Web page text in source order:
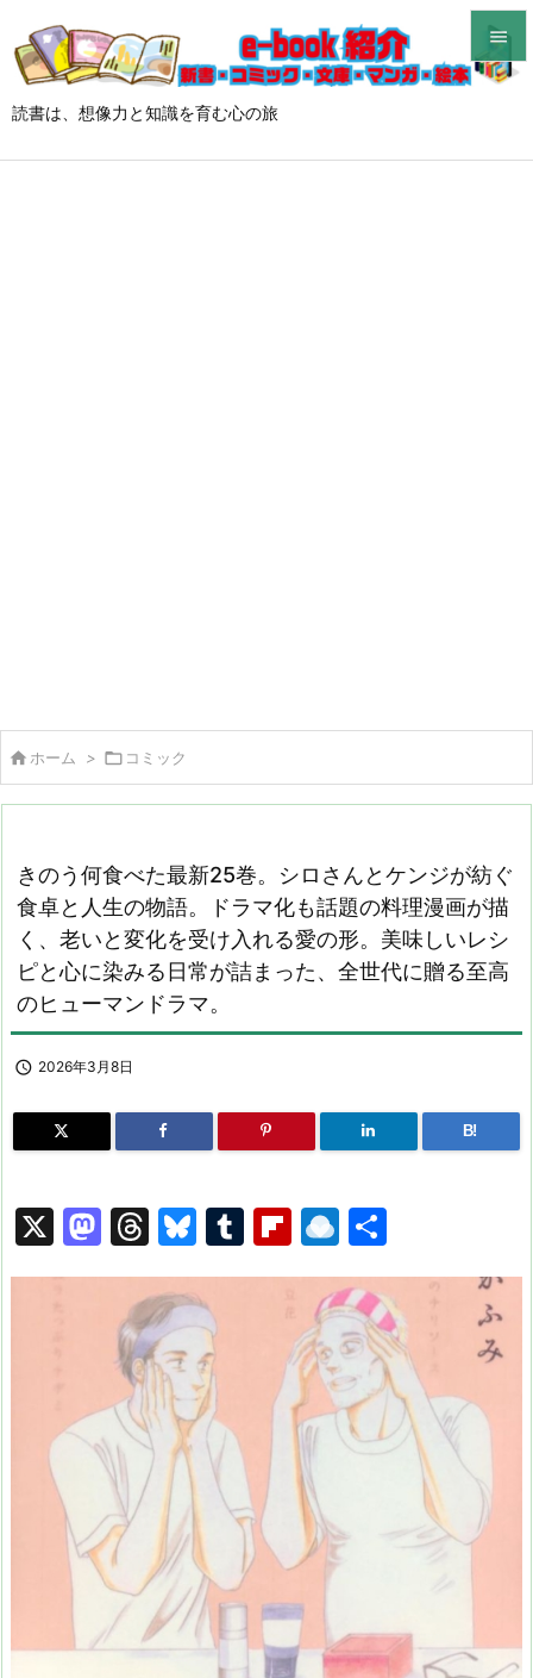
読書は、想像力と知識を育む心の旅


ホーム >  コミック
きのう何食べた最新25巻。シロさんとケンジが紡ぐ
食卓と人生の物語。ドラマ化も話題の料理漫画が描
く、老いと変化を受け入れる愛の形。美味しいレシ
ピと心に染みる日常が詰まった、全世代に贈る至高
のヒューマンドラマ。
 2026年3月8日
B!
X
M
a
st
o
d
o
n
T
hr
e
a
d
s
Bl
u
e
s
k
y
T
u
Fl
ip
b
o
ar
d
R
ai
n
dr
o
p.
io
有